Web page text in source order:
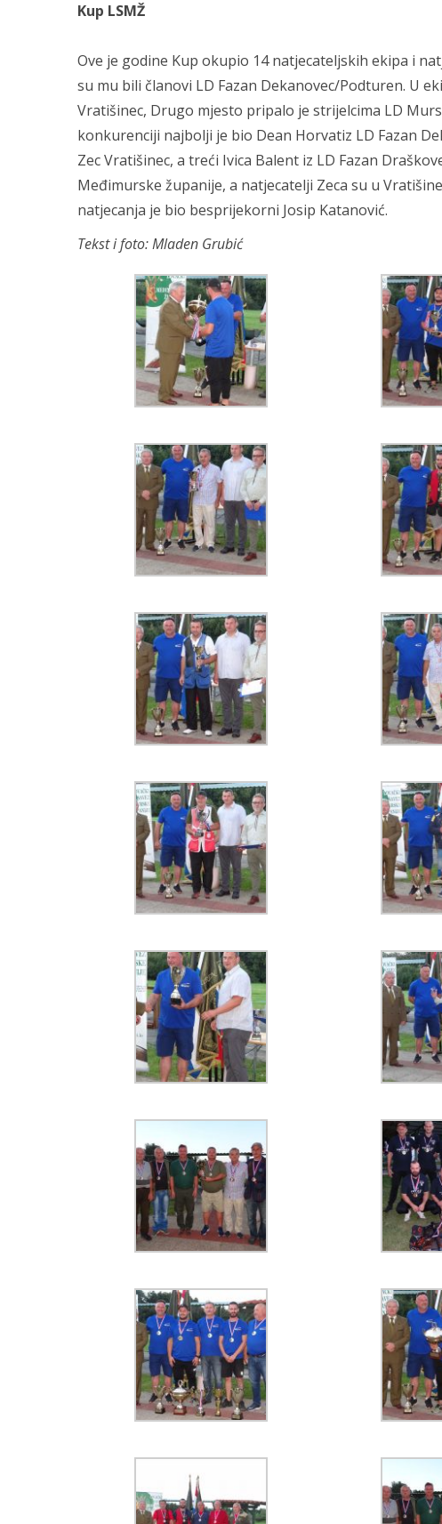
Kup LSMŽ
Ove je godine Kup okupio 14 natjecateljskih ekipa i
su mu bili članovi LD Fazan Dekanovec/Podturen. U
Vratišinec, Drugo mjesto pripalo je strijelcima LD
konkurenciji najbolji je bio Dean Horvatiz LD Fazan
Zec Vratišinec, a treći Ivica Balent iz LD Fazan
Međimurske županije, a natjecatelji Zeca su u
natjecanja je bio besprijekorni Josip Katanović.
Tekst i foto: Mladen Grubić